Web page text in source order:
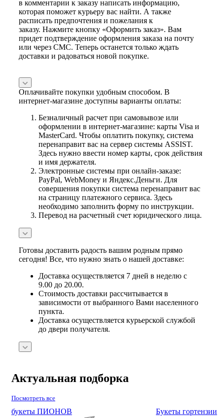
в комментарии к заказу написать информацию,
которая поможет курьеру вас найти. А также
расписать предпочтения и пожелания к
заказу. Нажмите кнопку «Оформить заказ». Вам
придет подтверждение оформления заказа на почту
или через СМС. Теперь останется только ждать
доставки и радоваться новой покупке.
Оплачивайте покупки удобным способом. В
интернет-магазине доступны варианты оплаты:
Безналичный расчет при самовывозе или
оформлении в интернет-магазине: карты Visa и
MasterCard. Чтобы оплатить покупку, система
перенаправит вас на сервер системы ASSIST.
Здесь нужно ввести номер карты, срок действия
и имя держателя.
Электронные системы при онлайн-заказе:
PayPal, WebMoney и Яндекс.Деньги. Для
совершения покупки система перенаправит вас
на страницу платежного сервиса. Здесь
необходимо заполнить форму по инструкции.
Перевод на расчетный счет юридического лица.
Готовы доставить радость вашим родным прямо
сегодня! Все, что нужно знать о нашей доставке:
Доставка осуществляется 7 дней в неделю с
9.00 до 20.00.
Стоимость доставки рассчитывается в
зависимости от выбранного Вами населенного
пункта.
Доставка осуществляется курьерской службой
до двери получателя.
Актуальная подборка
Посмотреть все
букеты ПИОНОВ Букеты гортензии